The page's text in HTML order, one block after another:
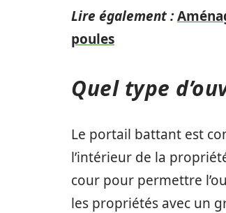
Lire également :
poules
Quel type
Le portail battant est
l’intérieur de la
cour pour permettre
les propriétés avec un